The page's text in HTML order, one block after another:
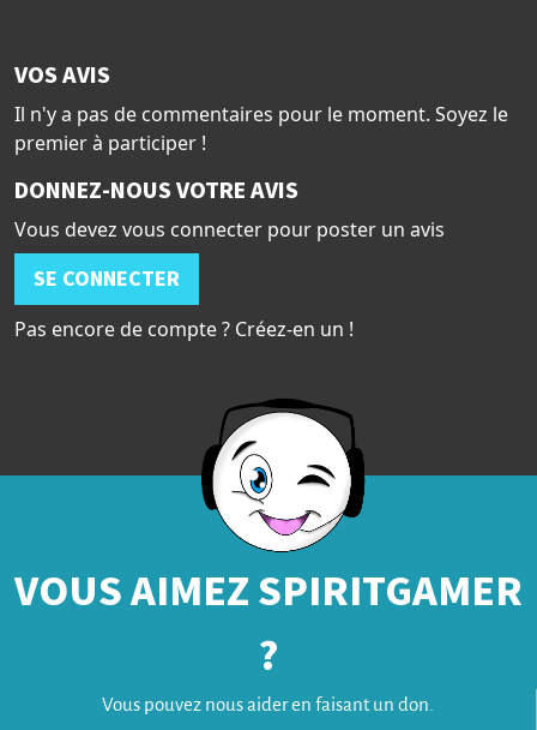
VOS AVIS
Il n'y a pas de commentaires pour le moment. Soyez le
premier à participer !
DONNEZ-NOUS VOTRE AVIS
Vous devez vous connecter pour poster un avis
SE CONNECTER
Pas encore de compte ? Créez-en un !
VOUS AIMEZ SPIRITGAMER
?
Vous pouvez nous aider en faisant un don.